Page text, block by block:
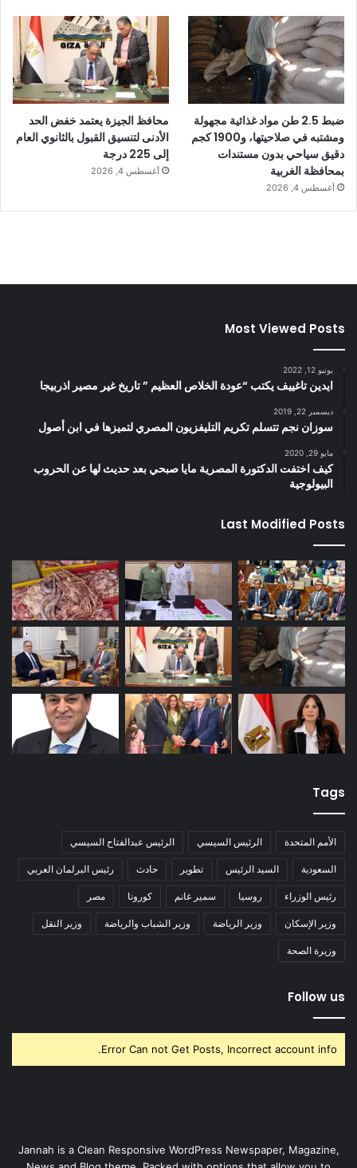
ضبط 2.5 طن مواد غذائية مجهولة
ومشتبه في صلاحيتها، و1900 كجم
دقيق سياحي بدون مستندات
بمحافظة الغربية
أغسطس 4, 2026
محافظ الجيزة يعتمد خفض الحد
الأدنى لتنسيق القبول بالثانوي العام
إلى 225 درجة
أغسطس 4, 2026
Most Viewed Posts
يونيو 12, 2022
ايدين تاغييف يكتب “عودة الخلاص العظيم ” تاريخ غير مصير اذربيجا
ديسمبر 22, 2019
سوزان نجم تتسلم تكريم التليفزيون المصري لتميزها في ابن أصول
مايو 29, 2020
كيف اختفت الدكتورة المصرية مايا صبحي بعد حديث لها عن الحروب
البيولوجية
Last Modified Posts
Tags
الأمم المتحدة الرئيس السيسي الرئيس عبدالفتاح السيسي
السعودية السيد الرئيس تطوير حادث رئيس البرلمان العربي
رئيس الوزراء روسيا سمير غانم كورونا مصر
وزير الإسكان وزير الرياضة وزير الشباب والرياضة وزير النقل
وزيرة الصحة
Follow us
Error Can not Get Posts, Incorrect account info.
Jannah is a Clean Responsive WordPress Newspaper, Magazine,